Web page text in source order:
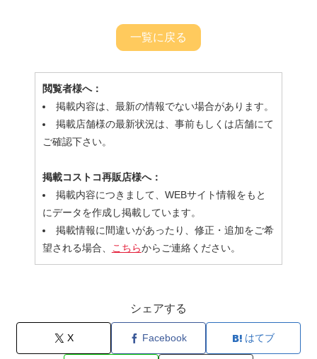
一覧に戻る
閲覧者様へ：
掲載内容は、最新の情報でない場合があります。
掲載店舗様の最新状況は、事前もしくは店舗にて
ご確認下さい。
掲載コストコ再販店様へ：
掲載内容につきまして、WEBサイト情報をもと
にデータを作成し掲載しています。
掲載情報に間違いがあったり、修正・追加をご希
望される場合、 こちらからご連絡ください。
シェアする
X Facebook はてブ